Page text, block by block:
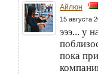
Айлюн
15 августа
эээ... у
пока